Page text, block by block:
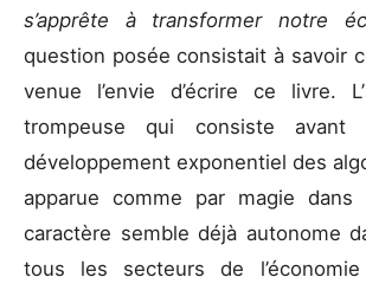
s’apprête à transformer notre
question posée consistait à savoir
venue l’envie d’écrire ce livre.
trompeuse qui consiste
développement exponentiel des
apparue comme par magie
caractère semble déjà autonome
tous les secteurs de